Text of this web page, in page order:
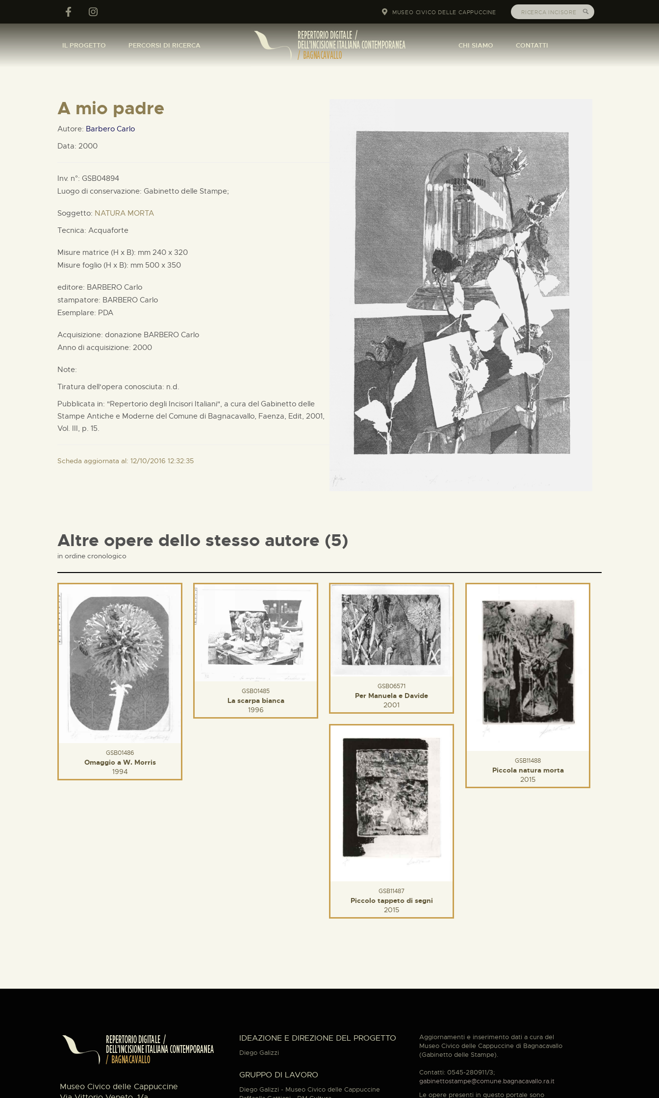
MUSEO CIVICO DELLE CAPPUCCINE
IL PROGETTO PERCORSI DI RICERCA CHI SIAMO CONTATTI
A mio padre
Autore: Barbero Carlo
Data: 2000
Inv. n°: GSB04894
Luogo di conservazione: Gabinetto delle Stampe;
Soggetto: NATURA MORTA
Tecnica: Acquaforte
Misure matrice (H x B): mm 240 x 320
Misure foglio (H x B): mm 500 x 350
editore: BARBERO Carlo
stampatore: BARBERO Carlo
Esemplare: PDA
Acquisizione: donazione BARBERO Carlo
Anno di acquisizione: 2000
Note:
Tiratura dell'opera conosciuta: n.d.
Pubblicata in: "Repertorio degli Incisori Italiani", a cura del Gabinetto delle
Stampe Antiche e Moderne del Comune di Bagnacavallo, Faenza, Edit, 2001,
Vol. III, p. 15.
Scheda aggiornata al: 12/10/2016 12:32:35
Altre opere dello stesso autore (5)
in ordine cronologico
GSB01486
Omaggio a W. Morris
1994
GSB01485
La scarpa bianca
1996
GSB06571
Per Manuela e Davide
2001
GSB11488
Piccola natura morta
2015
GSB11487
Piccolo tappeto di segni
2015
Museo Civico delle Cappuccine
IDEAZIONE E DIREZIONE DEL PROGETTO
Diego Galizzi
GRUPPO DI LAVORO
Diego Galizzi - Museo Civico delle Cappuccine
Aggiornamenti e inserimento dati a cura del
Museo Civico delle Cappuccine di Bagnacavallo
(Gabinetto delle Stampe).
Contatti: 0545-280911/3;
gabinettostampe@comune.bagnacavallo.ra.it
Le opere presenti in questo portale sono